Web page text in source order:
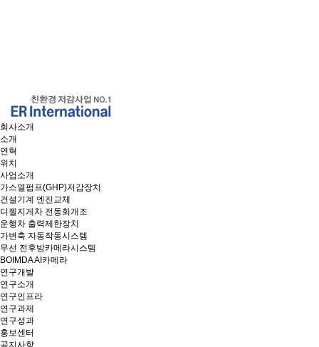
회사소개
소개
연혁
위치
사업소개
가스열펌프(GHP)저감장치
건설기계 엔진교체
디젤지게차 전동화개조
운행차 출력제한장치
가변축 자동작동시스템
무선 전후방카메라시스템
BOIMDA AI카메라
연구개발
연구소개
연구인프라
연구과제
연구성과
홍보센터
공지사항